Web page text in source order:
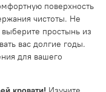
поверхность
чистоты. Не
простынь из
вас долгие годы.
для вашего